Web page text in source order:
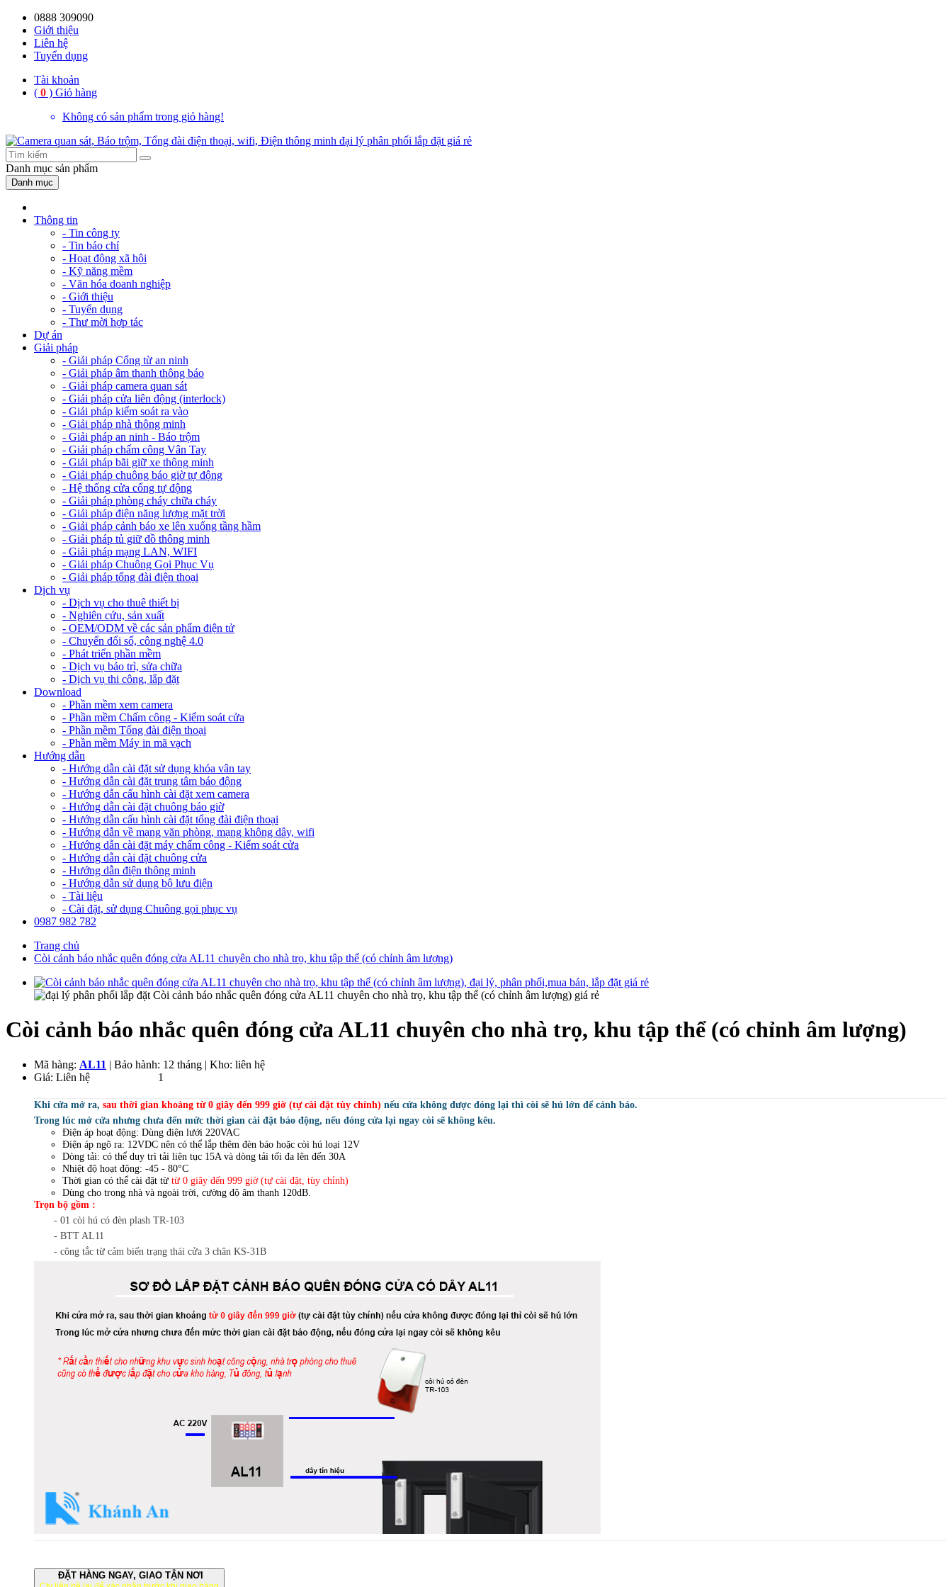
0888 309090
Giới thiệu
Liên hệ
Tuyển dụng
Tài khoản
( 0 ) Giỏ hàng
Không có sản phẩm trong giỏ hàng!
Danh mục sản phẩm
Danh mục
Thông tin
- Tin công ty
- Tin báo chí
- Hoạt động xã hội
- Kỹ năng mềm
- Văn hóa doanh nghiệp
- Giới thiệu
- Tuyển dụng
- Thư mời hợp tác
Dự án
Giải pháp
- Giải pháp Cổng từ an ninh
- Giải pháp âm thanh thông báo
- Giải pháp camera quan sát
- Giải pháp cửa liên động (interlock)
- Giải pháp kiểm soát ra vào
- Giải pháp nhà thông minh
- Giải pháp an ninh - Báo trộm
- Giải pháp chấm công Vân Tay
- Giải pháp bãi giữ xe thông minh
- Giải pháp chuông báo giờ tự động
- Hệ thống cửa cổng tự động
- Giải pháp phòng cháy chữa cháy
- Giải pháp điện năng lượng mặt trời
- Giải pháp cảnh báo xe lên xuống tầng hầm
- Giải pháp tủ giữ đồ thông minh
- Giải pháp mạng LAN, WIFI
- Giải pháp Chuông Gọi Phục Vụ
- Giải pháp tổng đài điện thoại
Dịch vụ
- Dịch vụ cho thuê thiết bị
- Nghiên cứu, sản xuất
- OEM/ODM về các sản phẩm điện tử
- Chuyển đổi số, công nghệ 4.0
- Phát triển phần mềm
- Dịch vụ bảo trì, sửa chữa
- Dịch vụ thi công, lắp đặt
Download
- Phần mềm xem camera
- Phần mềm Chấm công - Kiểm soát cửa
- Phần mềm Tổng đài điện thoại
- Phần mềm Máy in mã vạch
Hướng dẫn
- Hướng dẫn cài đặt sử dụng khóa vân tay
- Hướng dẫn cài đặt trung tâm báo động
- Hướng dẫn cấu hình cài đặt xem camera
- Hướng dẫn cài đặt chuông báo giờ
- Hướng dẫn cấu hình cài đặt tổng đài điện thoại
- Hướng dẫn về mạng văn phòng, mạng không dây, wifi
- Hướng dẫn cài đặt máy chấm công - Kiểm soát cửa
- Hướng dẫn cài đặt chuông cửa
- Hướng dẫn điện thông minh
- Hướng dẫn sử dụng bộ lưu điện
- Tài liệu
- Cài đặt, sử dụng Chuông gọi phục vụ
0987 982 782
Trang chủ
Còi cảnh báo nhắc quên đóng cửa AL11 chuyên cho nhà trọ, khu tập thể (có chỉnh âm lượng)
Còi cảnh báo nhắc quên đóng cửa AL11 chuyên cho nhà trọ, khu tập thể (có chỉnh âm lượng)
Mã hàng: AL11 | Bảo hành: 12 tháng | Kho: liên hệ
Giá: Liên hệ 1
Khi cửa mở ra, sau thời gian khoảng từ 0 giây đến 999 giờ (tự cài đặt tùy chỉnh) nếu cửa không được đóng lại thì còi sẽ hú lớn để cảnh báo.
Trong lúc mở cửa nhưng chưa đến mức thời gian cài đặt báo động, nếu đóng cửa lại ngay còi sẽ không kêu.
Điện áp hoạt động: Dùng điện lưới 220VAC
Điện áp ngõ ra: 12VDC nên có thể lắp thêm đèn báo hoặc còi hú loại 12V
Dòng tải: có thể duy trì tải liên tục 15A và dòng tải tối đa lên đến 30A
Nhiệt độ hoạt động: -45 - 80°C
Thời gian có thể cài đặt từ từ 0 giây đến 999 giờ (tự cài đặt, tùy chỉnh)
Dùng cho trong nhà và ngoài trời, cường độ âm thanh 120dB.
Trọn bộ gồm :
- 01 còi hú có đèn plash TR-103
- BTT AL11
- công tắc từ cảm biến trạng thái cửa 3 chân KS-31B
ĐẶT HÀNG NGAY, GIAO TẬN NƠI